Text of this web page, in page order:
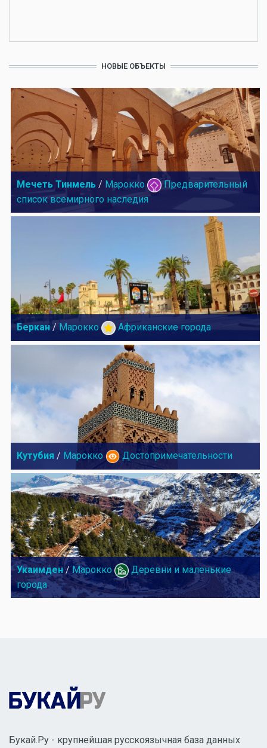
НОВЫЕ ОБЪЕКТЫ
Мечеть Тинмель / Марокко
Предварительный
список всемирного наследия
Беркан / Марокко Африканские города
Кутубия / Марокко Достопримечательности
Укаимден/ Марокко
Деревни и маленькие
города
Букай.Ру - крупнейшая русскоязычная база данных